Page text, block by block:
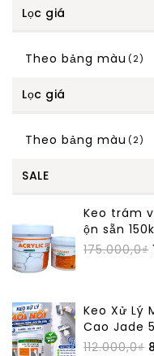
Lọc giá
Theo bảng màu (2)
Lọc giá
Theo bảng màu (2)
SALE
Keo trám
ộn sẵn 150k
175.000,0₫
Keo Xử Lý
Cao Jade
112.000,0₫